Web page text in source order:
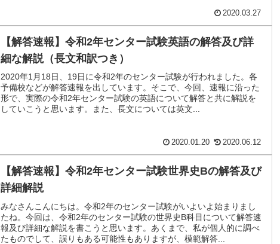
2020.03.27
【解答速報】令和2年センター試験英語の解答及び詳
細な解説（長文和訳つき）
2020年1月18日、19日に令和2年のセンター試験が行われました。各
予備校などが解答速報を出しています。そこで、今回、速報に沿った
形で、実際の令和2年センター試験の英語について解答と共に解説を
していこうと思います。また、長文については英文...
2020.01.20 2020.06.12
【解答速報】令和2年センター試験世界史Bの解答及び
詳細解説
みなさんこんにちは。令和2年のセンター試験がいよいよ始まりまし
たね。今回は、令和2年のセンター試験の世界史B科目について解答速
報及び詳細な解説を書こうと思います。あくまで、私が個人的に調べ
たものでして、誤りもある可能性もありますが、模範解答...